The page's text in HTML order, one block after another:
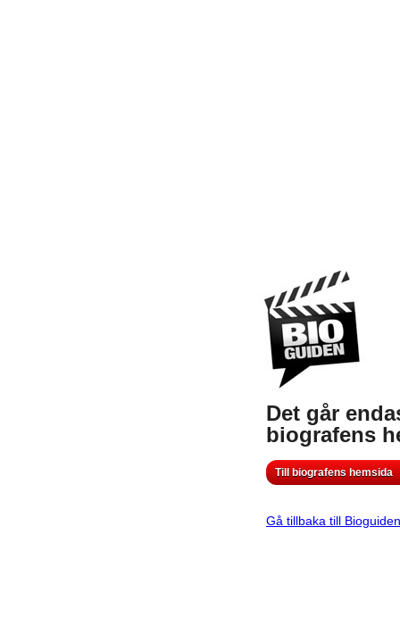
Det går
biografens
Till biografens hemsida
Gå tillbaka till Bioguiden